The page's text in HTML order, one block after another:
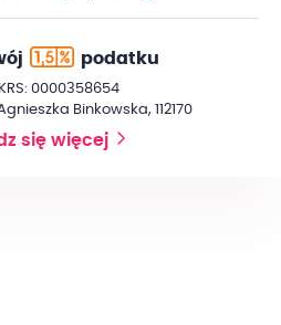
podatku
0000358654
Binkowska, 112170
się więcej